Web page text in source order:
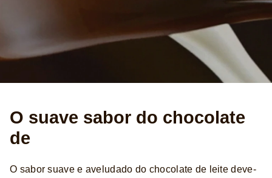
O suave sabor do chocolate
de
O sabor suave e aveludado do chocolate de leite deve-